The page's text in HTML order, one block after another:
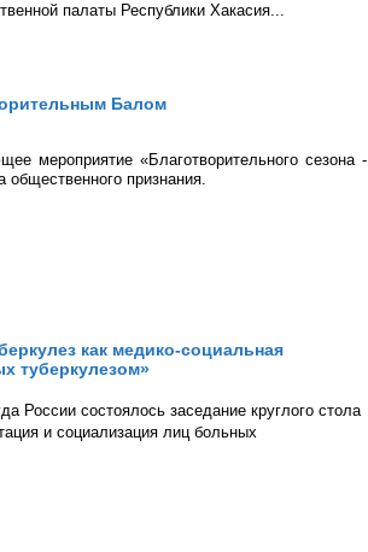
палаты Республики Хакасия...
Балом
мероприятие «Благотворительного сезона -
общественного признания.
как медико-социальная
туберкулезом»
России состоялось заседание круглого стола
и социализация лиц больных